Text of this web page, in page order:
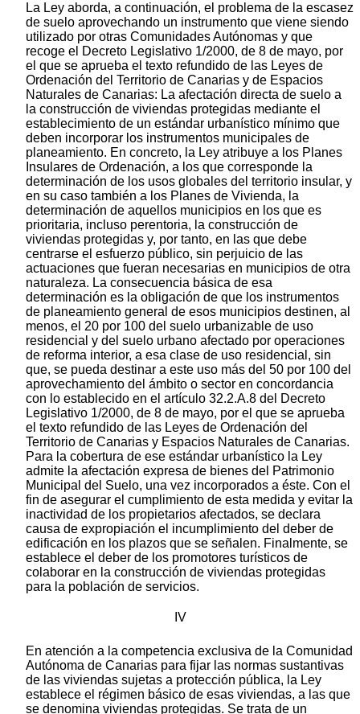
La Ley aborda, a continuación, el problema de la escasez
de suelo aprovechando un instrumento que viene siendo
utilizado por otras Comunidades Autónomas y que
recoge el Decreto Legislativo 1/2000, de 8 de mayo, por
el que se aprueba el texto refundido de las Leyes de
Ordenación del Territorio de Canarias y de Espacios
Naturales de Canarias: La afectación directa de suelo a
la construcción de viviendas protegidas mediante el
establecimiento de un estándar urbanístico mínimo que
deben incorporar los instrumentos municipales de
planeamiento. En concreto, la Ley atribuye a los Planes
Insulares de Ordenación, a los que corresponde la
determinación de los usos globales del territorio insular, y
en su caso también a los Planes de Vivienda, la
determinación de aquellos municipios en los que es
prioritaria, incluso perentoria, la construcción de
viviendas protegidas y, por tanto, en las que debe
centrarse el esfuerzo público, sin perjuicio de las
actuaciones que fueran necesarias en municipios de otra
naturaleza. La consecuencia básica de esa
determinación es la obligación de que los instrumentos
de planeamiento general de esos municipios destinen, al
menos, el 20 por 100 del suelo urbanizable de uso
residencial y del suelo urbano afectado por operaciones
de reforma interior, a esa clase de uso residencial, sin
que, se pueda destinar a este uso más del 50 por 100 del
aprovechamiento del ámbito o sector en concordancia
con lo establecido en el artículo 32.2.A.8 del Decreto
Legislativo 1/2000, de 8 de mayo, por el que se aprueba
el texto refundido de las Leyes de Ordenación del
Territorio de Canarias y Espacios Naturales de Canarias.
Para la cobertura de ese estándar urbanístico la Ley
admite la afectación expresa de bienes del Patrimonio
Municipal del Suelo, una vez incorporados a éste. Con el
fin de asegurar el cumplimiento de esta medida y evitar la
inactividad de los propietarios afectados, se declara
causa de expropiación el incumplimiento del deber de
edificación en los plazos que se señalen. Finalmente, se
establece el deber de los promotores turísticos de
colaborar en la construcción de viviendas protegidas
para la población de servicios.
IV
En atención a la competencia exclusiva de la Comunidad
Autónoma de Canarias para fijar las normas sustantivas
de las viviendas sujetas a protección pública, la Ley
establece el régimen básico de esas viviendas, a las que
se denomina viviendas protegidas. Se trata de un